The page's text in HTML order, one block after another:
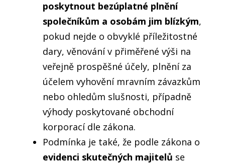
poskytnout bezúplatné plnění
společníkům a osobám jim blízkým,
pokud nejde o obvyklé příležitostné
dary, věnování v přiměřené výši na
veřejně prospěšné účely, plnění za
účelem vyhovění mravním závazkům
nebo ohledům slušnosti, případně
výhody poskytované obchodní
korporací dle zákona.
Podmínka je také, že podle zákona o
evidenci skutečných majitelů se